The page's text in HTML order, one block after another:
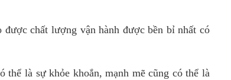
chất lượng vận hành được bền bỉ nhất có
thể là sự khỏe khoắn, mạnh mẽ cũng có thể là